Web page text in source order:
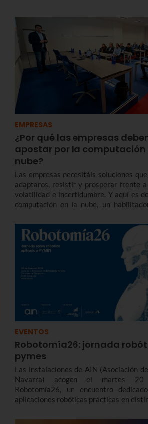
EMPRESAS
¿Por qué las empresas
apostar por la computación
nube?
Las empresas necesitáis soluciones
adaptaros, resistir y prosperar frente a
volatilidad e incertidumbre. Y aquí es
computación en la nube, un
EVENTOS
Robotomía26: jornada
pymes
Las instalaciones de AIN (Asociación
Navarra) acogen el martes
Robotomía26, un encuentro
aplicaciones robóticas prácticas en
pasando por el sector agrícola.